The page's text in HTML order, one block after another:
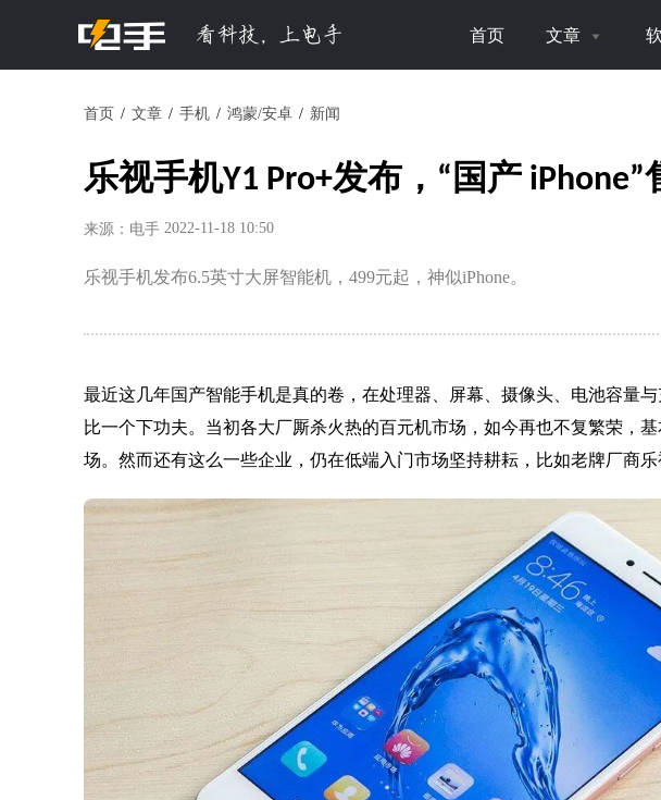
首页 文章
首页 文章 手机 鸿蒙/安卓 新闻
乐视手机Y1 Pro+发布，“国产 iPhone”
来源：电手 2022-11-18 10:50
乐视手机发布6.5英寸大屏智能机，499元起，神似iPhone。
最近这几年国产智能手机是真的卷，在处理器、屏幕、摄像头、电池容量
比一个下功夫。当初各大厂厮杀火热的百元机市场，如今再也不复繁荣，
场。 然而还有这么一些企业，仍在低端入门市场坚持耕耘，比如老牌厂商乐